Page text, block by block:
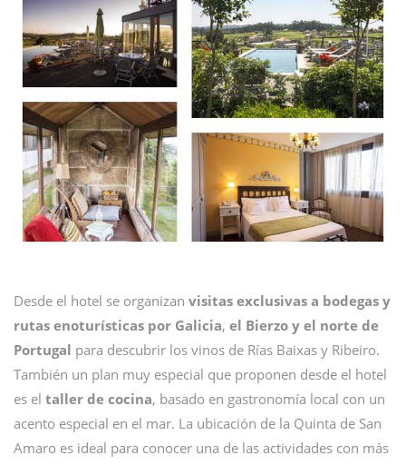
Desde el hotel se organizan visitas exclusivas a bodegas y
rutas enoturísticas por Galicia, el Bierzo y el norte de
Portugal para descubrir los vinos de Rías Baixas y Ribeiro.
También un plan muy especial que proponen desde el hotel
es el taller de cocina, basado en gastronomía local con un
acento especial en el mar. La ubicación de la Quinta de San
Amaro es ideal para conocer una de las actividades con más